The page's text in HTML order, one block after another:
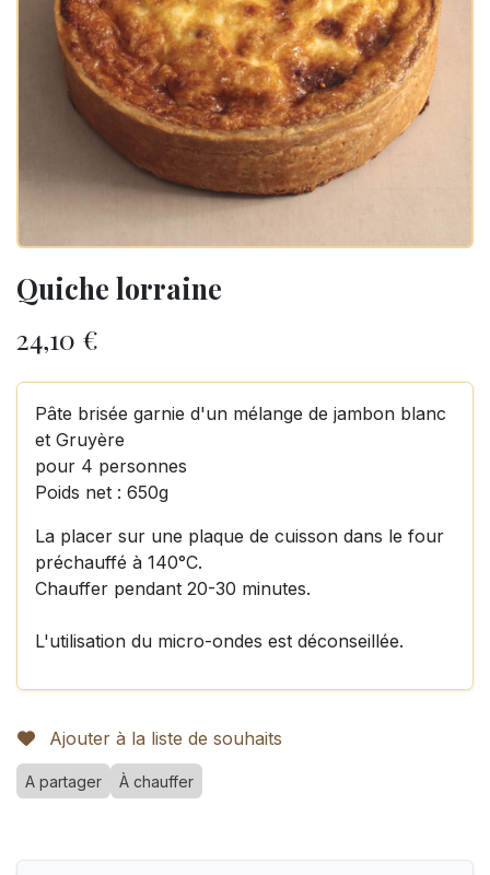
Quiche lorraine
24,10 €
Pâte brisée garnie d'un mélange de jambon blanc
et Gruyère
pour 4 personnes
Poids net : 650g
La placer sur une plaque de cuisson dans le four
préchauffé à 140°C.
Chauffer pendant 20-30 minutes.
L'utilisation du micro-ondes est déconseillée.
Ajouter à la liste de souhaits
A partager À chauffer